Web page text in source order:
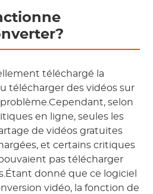
téléchargé la
télécharger des vidéos sur
selon
en ligne, seules les
de vidéos gratuites
et certains critiques
pas télécharger
donné que ce logiciel
vidéo, la fonction de